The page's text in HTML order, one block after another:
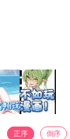
正序 倒序